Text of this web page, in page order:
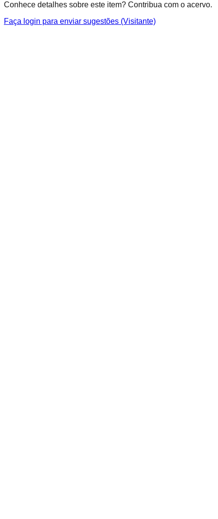
Conhece detalhes sobre este item? Contribua com o acervo.
Faça login para enviar sugestões (Visitante)